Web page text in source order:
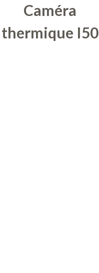
Caméra
thermique I50